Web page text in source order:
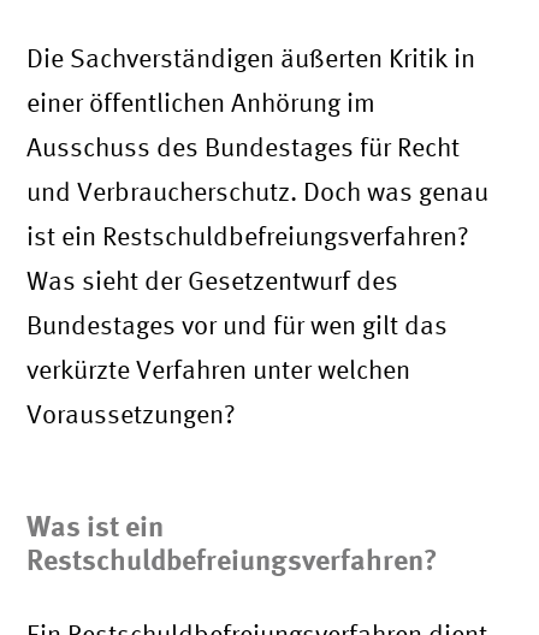
Die Sachverständigen äußerten Kritik in
einer öffentlichen Anhörung im
Ausschuss des Bundestages für Recht
und Verbraucherschutz. Doch was genau
ist ein Restschuldbefreiungsverfahren?
Was sieht der Gesetzentwurf des
Bundestages vor und für wen gilt das
verkürzte Verfahren unter welchen
Voraussetzungen?
Was ist ein
Restschuldbefreiungsverfahren?